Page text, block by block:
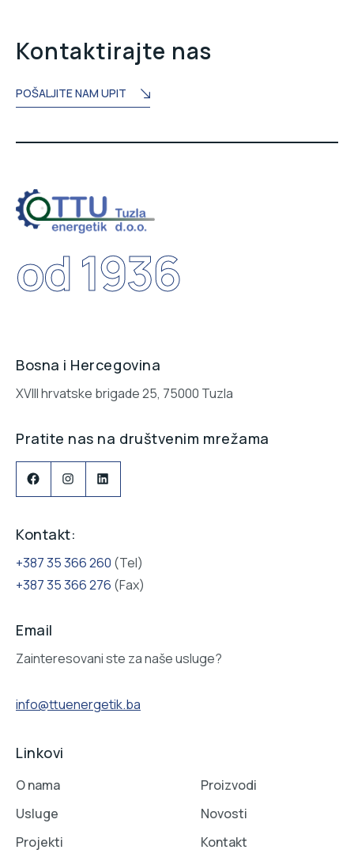
Kontaktirajte nas
POŠALJITE NAM UPIT
od 1936
Bosna i Hercegovina
XVIII hrvatske brigade 25, 75000 Tuzla
Pratite nas na društvenim mrežama
Facebook
InstagramLinkedIn
Kontakt:
+387 35 366 260 (Tel)
+387 35 366 276 (Fax)
Email
Zainteresovani ste za naše usluge?
info@ttuenergetik.ba
Linkovi
O nama
Usluge
Projekti
Proizvodi
Novosti
Kontakt